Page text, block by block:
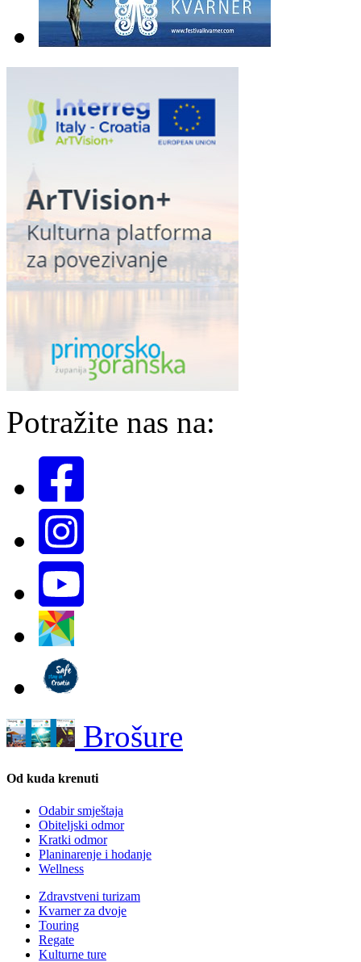
Potražite nas na:
Brošure
Od kuda krenuti
Odabir smještaja
Obiteljski odmor
Kratki odmor
Planinarenje i hodanje
Wellness
Zdravstveni turizam
Kvarner za dvoje
Touring
Regate
Kulturne ture